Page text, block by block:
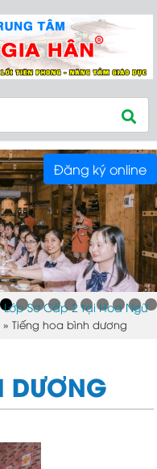
Lớp Sơ Cấp 2 tại Hoa Ngữ
»Tiếng hoa bình dương
DƯƠNG
Đăng ký online